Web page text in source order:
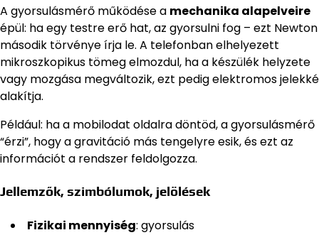
A gyorsulásmérő működése a mechanika alapelveire
épül: ha egy testre erő hat, az gyorsulni fog – ezt Newton
második törvénye írja le. A telefonban elhelyezett
mikroszkopikus tömeg elmozdul, ha a készülék helyzete
vagy mozgása megváltozik, ezt pedig elektromos jelekké
alakítja.
Például: ha a mobilodat oldalra döntöd, a gyorsulásmérő
“érzi”, hogy a gravitáció más tengelyre esik, és ezt az
információt a rendszer feldolgozza.
Jellemzők, szimbólumok, jelölések
Fizikai mennyiség: gyorsulás